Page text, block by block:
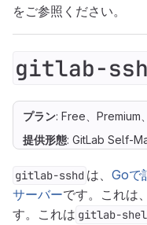
をご参照ください。
gitlab-
プラン: Free、Premium
提供形態: GitLab Self-
gitlab-sshd は、 Goで
サーバーです。これは
す。これは gitlab-